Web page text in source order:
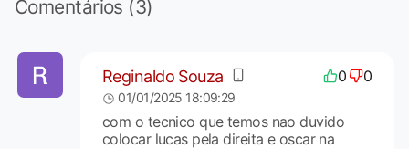
Comentários (3)
Reginaldo Souza 0 0
01/01/2025 18:09:29
com o tecnico que temos nao duvido
colocar lucas pela direita e oscar na